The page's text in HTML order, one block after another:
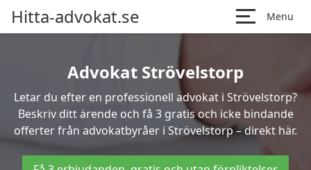
Hitta-advokat.se Menu
Advokat Strövelstorp
Letar du efter en professionell advokat i Strövelstorp?
Beskriv ditt ärende och få 3 gratis och icke bindande
offerter från advokatbyråer i Strövelstorp – direkt här.